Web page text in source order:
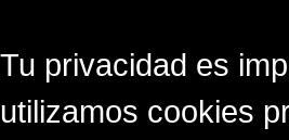
Tu privacidad es
utilizamos cookies